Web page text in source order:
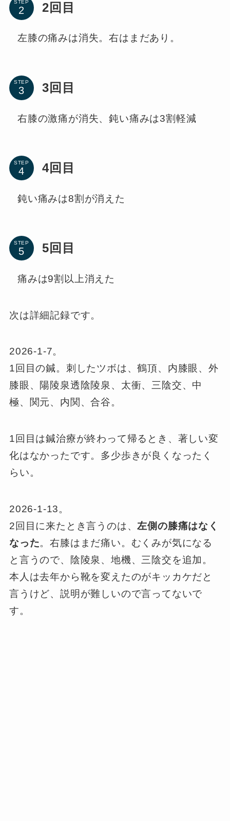
STEP 2回目
左膝の痛みは消失。右はまだあり。
STEP 3回目
右膝の激痛が消失、鈍い痛みは3割軽減
STEP 4回目
鈍い痛みは8割が消えた
STEP 5回目
痛みは9割以上消えた
次は詳細記録です。
2026-1-7。
1回目の鍼。刺したツボは、鶴頂、内膝眼、外
膝眼、陽陵泉透陰陵泉、太衝、三陰交、中
極、関元、内関、合谷。
1回目は鍼治療が終わって帰るとき、著しい変
化はなかったです。多少歩きが良くなったく
らい。
2026-1-13。
2回目に来たとき言うのは、左側の膝痛はなく
なった。右膝はまだ痛い。むくみが気になる
と言うので、陰陵泉、地機、三陰交を追加。
本人は去年から靴を変えたのがキッカケだと
言うけど、説明が難しいので言ってないで
す。